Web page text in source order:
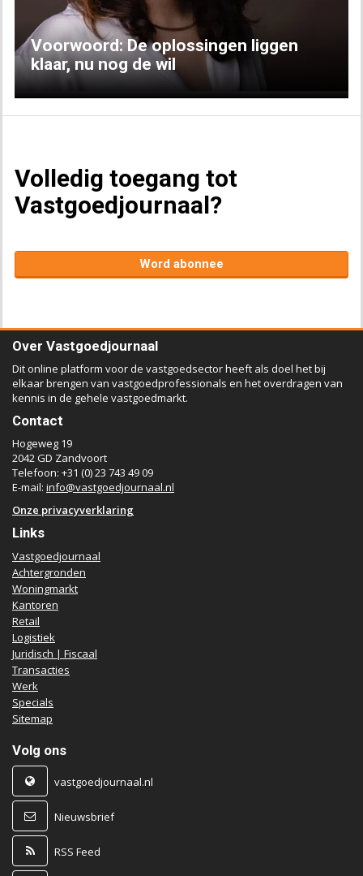
Voorwoord: De oplossingen liggen
klaar, nu nog de wil
Volledig toegang tot
Vastgoedjournaal?
Word abonnee
Over Vastgoedjournaal
Dit online platform voor de vastgoedsector heeft als doel het bij
elkaar brengen van vastgoedprofessionals en het overdragen van
kennis in de gehele vastgoedmarkt.
Contact
Hogeweg 19
2042 GD Zandvoort
Telefoon: +31 (0) 23 743 49 09
E-mail: info@vastgoedjournaal.nl
Onze privacyverklaring
Links
Vastgoedjournaal
Achtergronden
Woningmarkt
Kantoren
Retail
Logistiek
Juridisch | Fiscaal
Transacties
Werk
Specials
Sitemap
Volg ons
vastgoedjournaal.nl
Nieuwsbrief
RSS Feed